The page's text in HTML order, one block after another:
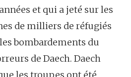
et qui a jeté sur les
de milliers de réfugiés
bombardements du
de Daech. Daech